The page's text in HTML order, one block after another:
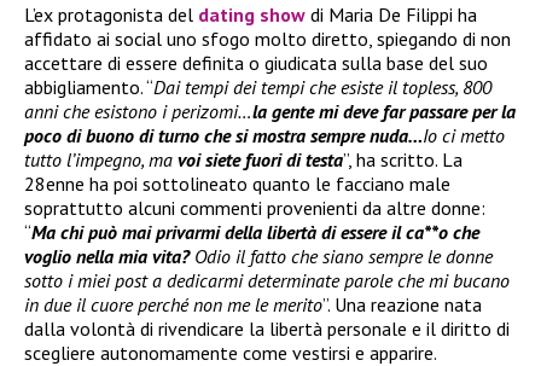
L’ex protagonista del dating show di Maria De Filippi ha
affidato ai social uno sfogo molto diretto, spiegando di non
accettare di essere definita o giudicata sulla base del suo
abbigliamento. “Dai tempi dei tempi che esiste il topless, 800
anni che esistono i perizomi…la gente mi deve far passare per la
poco di buono di turno che si mostra sempre nuda…Io ci metto
tutto l’impegno, ma voi siete fuori di testa”, ha scritto. La
28enne ha poi sottolineato quanto le facciano male
soprattutto alcuni commenti provenienti da altre donne:
“Ma chi può mai privarmi della libertà di essere il ca**o che
voglio nella mia vita? Odio il fatto che siano sempre le donne
sotto i miei post a dedicarmi determinate parole che mi bucano
in due il cuore perché non me le merito”. Una reazione nata
dalla volontà di rivendicare la libertà personale e il diritto di
scegliere autonomamente come vestirsi e apparire.